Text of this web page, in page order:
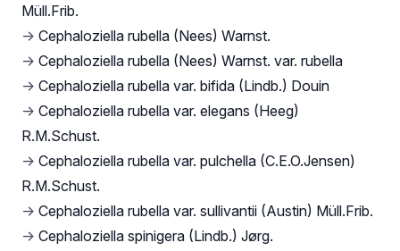
Müll.Frib.
→ Cephaloziella rubella (Nees) Warnst.
→ Cephaloziella rubella (Nees) Warnst. var. rubella
→ Cephaloziella rubella var. bifida (Lindb.) Douin
→ Cephaloziella rubella var. elegans (Heeg)
R.M.Schust.
→ Cephaloziella rubella var. pulchella (C.E.O.Jensen)
R.M.Schust.
→ Cephaloziella rubella var. sullivantii (Austin) Müll.Frib.
→ Cephaloziella spinigera (Lindb.) Jørg.